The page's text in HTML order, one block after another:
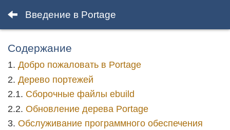
Введение в Portage
Содержание
Добро пожаловать в Portage
Дерево портежей
Сборочные файлы ebuild
Обновление дерева Portage
Обслуживание программного обеспечения